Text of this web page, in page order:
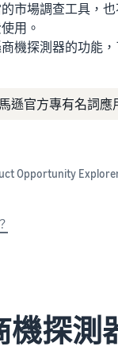
市場調查工具，
用。
機探測器的功能
遜官方專有名詞
Opportunity
機探測